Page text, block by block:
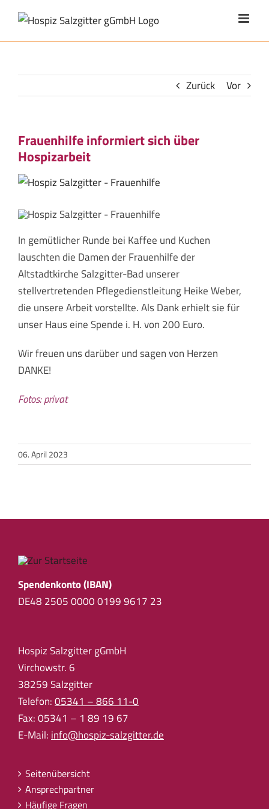
Inhalt
springen
Zurück Vor
Frauenhilfe informiert sich über
Hospizarbeit
Zeige
Bild
In gemütlicher Runde bei Kaffee und Kuchen
lauschten die Damen der Frauenhilfe der
Altstadtkirche Salzgitter-Bad unserer
stellvertretenden Pflegedienstleitung Heike Weber,
die unsere Arbeit vorstellte. Als Dank erhielt sie für
unser Haus eine Spende i. H. von 200 Euro.
Wir freuen uns darüber und sagen von Herzen
DANKE!
Fotos: privat
06. April 2023
Spendenkonto (IBAN)
DE48 2505 0000 0199 9617 23
Hospiz Salzgitter gGmbH
Virchowstr. 6
38259 Salzgitter
Telefon:05341 – 866 11-0
Fax: 05341 – 1 89 19 67
E-Mail:info@hospiz-salzgitter.de
Seitenübersicht
Ansprechpartner
Häufige Fragen